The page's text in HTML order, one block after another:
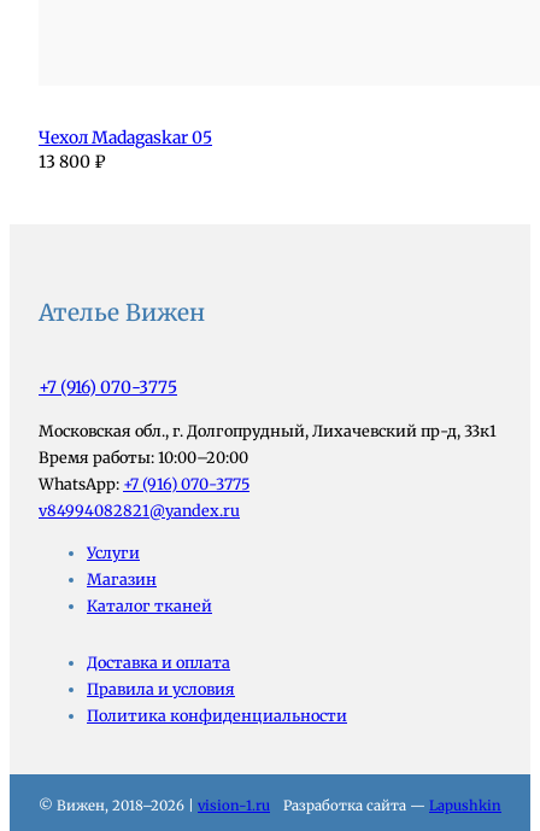
Чехол Madagaskar 05
13 800 ₽
Ателье Вижен
+7 (916) 070-3775
Московская обл., г. Долгопрудный, Лихачевский пр-д, 33к1
Время работы: 10:00–20:00
WhatsApp: +7 (916) 070-3775
v84994082821@yandex.ru
Услуги
Магазин
Каталог тканей
Доставка и оплата
Правила и условия
Политика конфиденциальности
© Вижен, 2018–2026 | vision-1.ru Разработка сайта — Lapushkin